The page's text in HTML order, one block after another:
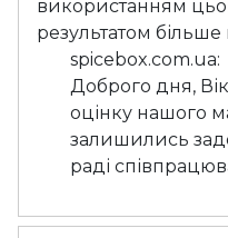
використанням
результатом
spicebox.com.ua:
Доброго дня,
оцінку нашого
залишились
раді